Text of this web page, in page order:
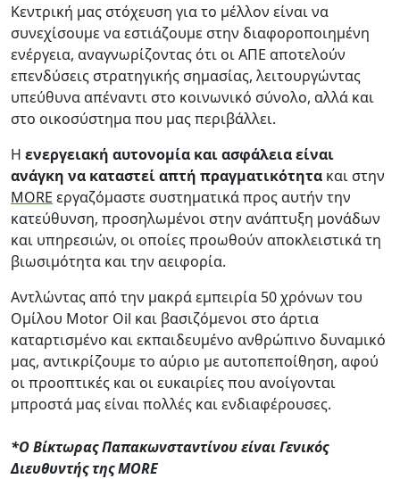
Κεντρική μας στόχευση για το μέλλον είναι να
συνεχίσουμε να εστιάζουμε στην διαφοροποιημένη
ενέργεια, αναγνωρίζοντας ότι οι ΑΠΕ αποτελούν
επενδύσεις στρατηγικής σημασίας, λειτουργώντας
υπεύθυνα απέναντι στο κοινωνικό σύνολο, αλλά και
στο οικοσύστημα που μας περιβάλλει.
Η ενεργειακή αυτονομία και ασφάλεια είναι
ανάγκη να καταστεί απτή πραγματικότητα και στην
MORE εργαζόμαστε συστηματικά προς αυτήν την
κατεύθυνση, προσηλωμένοι στην ανάπτυξη μονάδων
και υπηρεσιών, οι οποίες προωθούν αποκλειστικά τη
βιωσιμότητα και την αειφορία.
Αντλώντας από την μακρά εμπειρία 50 χρόνων του
Ομίλου Motor Oil και βασιζόμενοι στο άρτια
καταρτισμένο και εκπαιδευμένο ανθρώπινο δυναμικό
μας, αντικρίζουμε το αύριο με αυτοπεποίθηση, αφού
οι προοπτικές και οι ευκαιρίες που ανοίγονται
μπροστά μας είναι πολλές και ενδιαφέρουσες.
*Ο Βίκτωρας Παπακωνσταντίνου είναι Γενικός
Διευθυντής της MORE